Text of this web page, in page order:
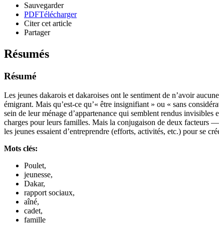
Sauvegarder
PDFTélécharger
Citer cet article
Partager
Résumés
Résumé
Les jeunes dakarois et dakaroises ont le sentiment de n’avoir
émigrant. Mais qu’est-ce qu’« être insignifiant » ou « sans
sein de leur ménage d’appartenance qui semblent rendus
charges pour leurs familles. Mais la conjugaison de deux facteurs
les jeunes essaient d’entreprendre (efforts, activités, etc.) pour se
Mots clés:
Poulet,
jeunesse,
Dakar,
rapport sociaux,
aîné,
cadet,
famille